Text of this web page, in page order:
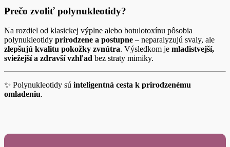
Prečo zvoliť polynukleotidy?
Na rozdiel od klasickej výplne alebo botulotoxínu pôsobia
polynukleotidy prirodzene a postupne – neparalyzujú svaly, ale
zlepšujú kvalitu pokožky zvnútra. Výsledkom je mladistvejší,
sviežejší a zdravší vzhľad bez straty mimiky.
✨ Polynukleotidy sú inteligentná cesta k prirodzenému
omladeniu.